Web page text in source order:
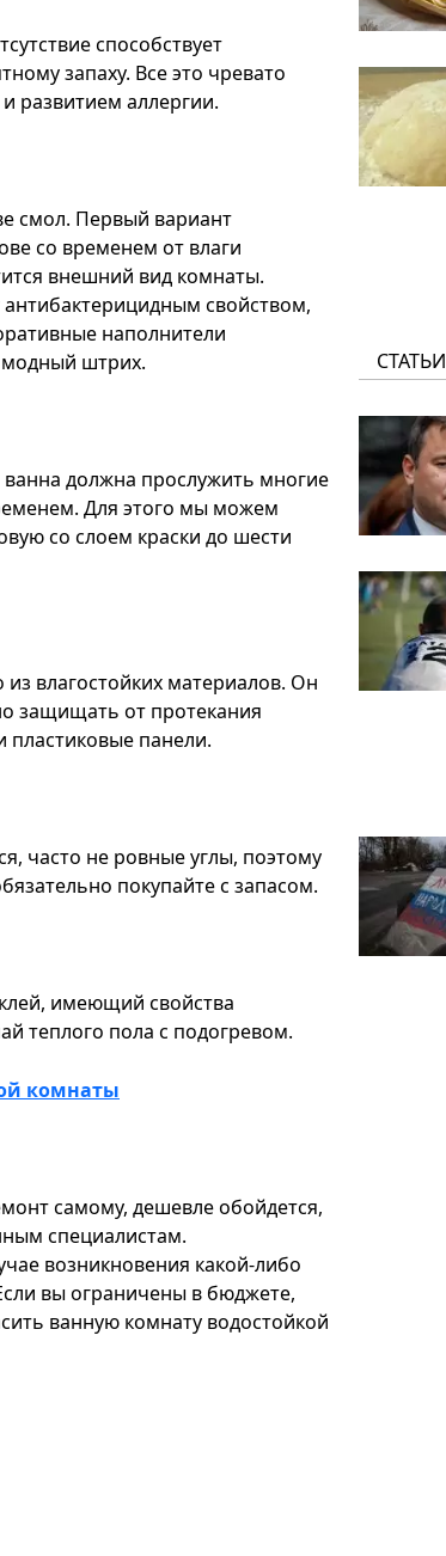
способствует
запаху. Все это чревато
развитием аллергии.
смол. Первый вариант
со временем от влаги
внешний вид комнаты.
антибактерицидным свойством,
наполнители
модный штрих.
ванна должна прослужить многие
Для этого мы можем
со слоем краски до шести
влагостойких материалов. Он
защищать от протекания
пластиковые панели.
часто не ровные углы, поэтому
покупайте с запасом.
имеющий свойства
теплого пола с подогревом.
комнаты
самому, дешевле обойдется,
специалистам.
возникновения какой-либо
вы ограничены в бюджете,
ванную комнату водостойкой
СТАТЬИ